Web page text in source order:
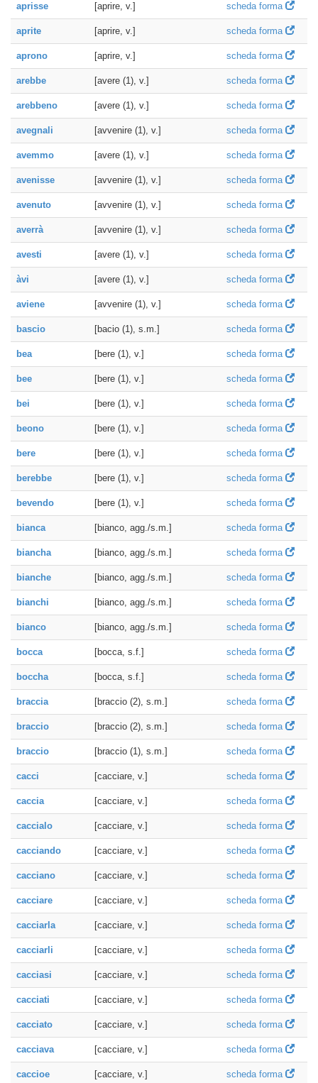
aprisse [aprire, v.] scheda forma
aprite [aprire, v.] scheda forma
aprono [aprire, v.] scheda forma
arebbe [avere (1), v.] scheda forma
arebbeno [avere (1), v.] scheda forma
avegnali [avvenire (1), v.] scheda forma
avemmo [avere (1), v.] scheda forma
avenisse [avvenire (1), v.] scheda forma
avenuto [avvenire (1), v.] scheda forma
averrà [avvenire (1), v.] scheda forma
avesti [avere (1), v.] scheda forma
àvi [avere (1), v.] scheda forma
aviene [avvenire (1), v.] scheda forma
bascio [bacio (1), s.m.] scheda forma
bea [bere (1), v.] scheda forma
bee [bere (1), v.] scheda forma
bei [bere (1), v.] scheda forma
beono [bere (1), v.] scheda forma
bere [bere (1), v.] scheda forma
berebbe [bere (1), v.] scheda forma
bevendo [bere (1), v.] scheda forma
bianca [bianco, agg./s.m.] scheda forma
biancha [bianco, agg./s.m.] scheda forma
bianche [bianco, agg./s.m.] scheda forma
bianchi [bianco, agg./s.m.] scheda forma
bianco [bianco, agg./s.m.] scheda forma
bocca [bocca, s.f.] scheda forma
boccha [bocca, s.f.] scheda forma
braccia [braccio (2), s.m.] scheda forma
braccio [braccio (2), s.m.] scheda forma
braccio [braccio (1), s.m.] scheda forma
cacci [cacciare, v.] scheda forma
caccia [cacciare, v.] scheda forma
caccialo [cacciare, v.] scheda forma
cacciando [cacciare, v.] scheda forma
cacciano [cacciare, v.] scheda forma
cacciare [cacciare, v.] scheda forma
cacciarla [cacciare, v.] scheda forma
cacciarli [cacciare, v.] scheda forma
cacciasi [cacciare, v.] scheda forma
cacciati [cacciare, v.] scheda forma
cacciato [cacciare, v.] scheda forma
cacciava [cacciare, v.] scheda forma
caccioe [cacciare, v.] scheda forma